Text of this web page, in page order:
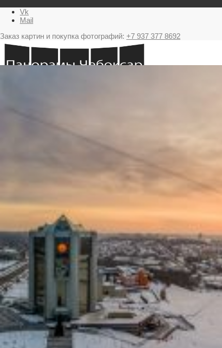
Vk
Mail
Заказ картин и покупка фотографий: +7 937 377 8692
Салюты Чебоксары
Вечерние Чебоксары
Фото Чебоксары
Чебоксарский залив
О нас
Авторы